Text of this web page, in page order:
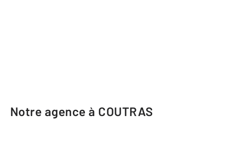
Notre agence à COUTRAS